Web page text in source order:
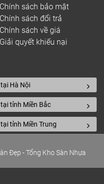
Chính sách bảo mật
Chính sách đổi trả
Chính sách về giá
Giải quyết khiếu nại
Hà Nội
tỉnh Miền Bắc
tỉnh Miền Trung
Đẹp - Tổng Kho Sàn Nhựa